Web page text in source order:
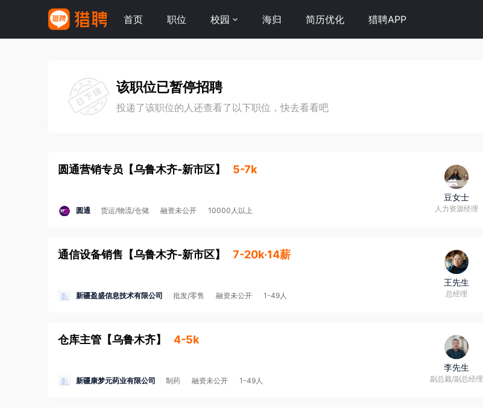
首页 职位 校园 海归 简历优化 猎聘APP
该职位已暂停招聘
投递了该职位的人还查看了以下职位，快去看看吧
圆通营销专员 【乌鲁木齐-新市区】 5-7k
圆通 货运/物流/仓储 融资未公开 10000人以上
豆女士
人力资源经理
通信设备销售 【乌鲁木齐-新市区】 7-20k·14薪
新疆盈盛信息技术有限公司 批发/零售 融资未公开 1-49人
王先生
总经理
仓库主管 【乌鲁木齐】 4-5k
新疆康梦元药业有限公司 制药 融资未公开 1-49人
李先生
副总裁/副总经理